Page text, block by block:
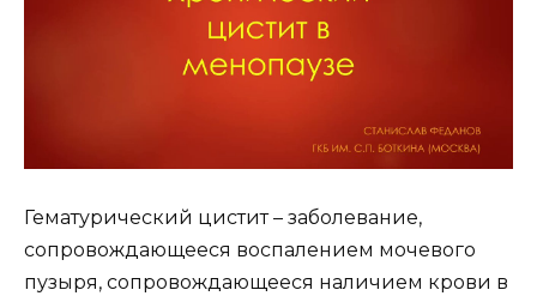
Гематурический цистит – заболевание,
сопровождающееся воспалением мочевого
пузыря, сопровождающееся наличием крови в